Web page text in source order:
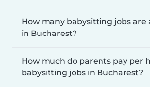
How many babysitting jobs are
in Bucharest?
How much do parents pay per
babysitting jobs in Bucharest?